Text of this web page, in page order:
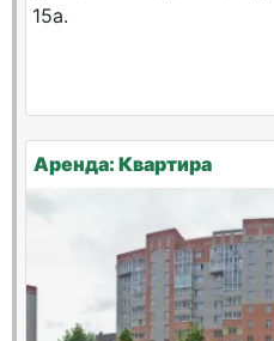
15а.
Аренда: Квартира